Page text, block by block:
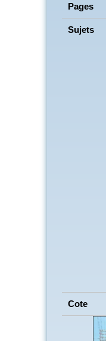
Pages
Sujets
Cote